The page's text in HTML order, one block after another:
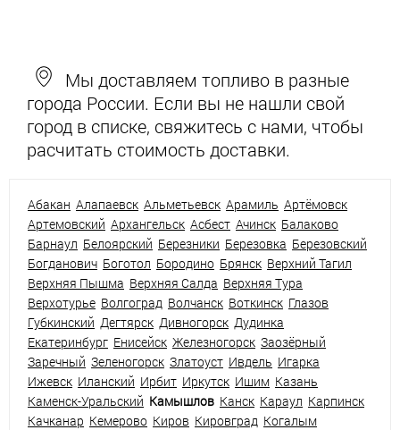
Мы доставляем топливо в разные
города России. Если вы не нашли свой
город в списке, свяжитесь с нами, чтобы
расчитать стоимость доставки.
Абакан Алапаевск Альметьевск Арамиль Артёмовск
Артемовский Архангельск Асбест Ачинск Балаково
Барнаул Белоярский Березники Березовка Березовский
Богданович Боготол Бородино Брянск Верхний Тагил
Верхняя Пышма Верхняя Салда Верхняя Тура
Верхотурье Волгоград Волчанск Воткинск Глазов
Губкинский Дегтярск Дивногорск Дудинка
Екатеринбург Енисейск Железногорск Заозёрный
Заречный Зеленогорск Златоуст Ивдель Игарка
Ижевск Иланский Ирбит Иркутск Ишим Казань
Каменск-Уральский Камышлов Канск Караул Карпинск
Качканар Кемерово Киров Кировград Когалым